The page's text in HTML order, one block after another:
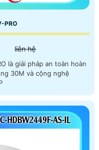
PRO
liên hệ
là giải pháp an toàn hoàn
30M và cộng nghệ